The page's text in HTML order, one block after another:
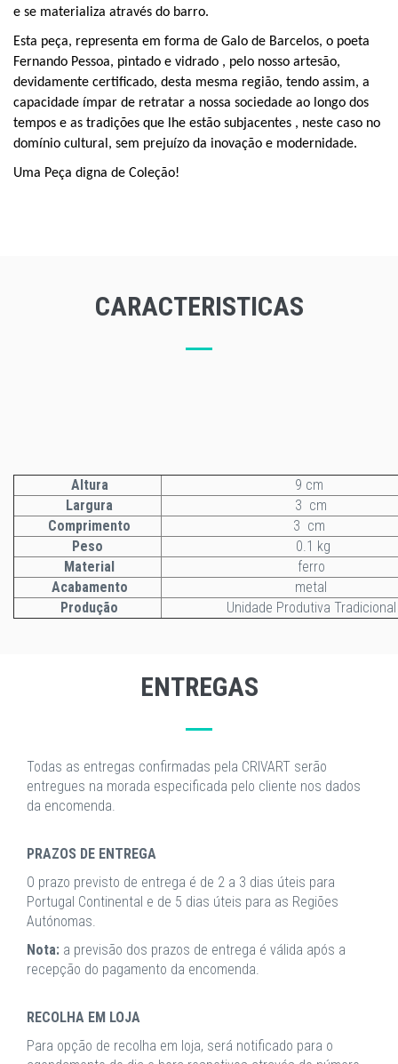
e se materializa através do barro.
Esta peça, representa em forma de Galo de Barcelos, o poeta
Fernando Pessoa, pintado e vidrado , pelo nosso artesão,
devidamente certificado, desta mesma região, tendo assim, a
capacidade ímpar de retratar a nossa sociedade ao longo dos
tempos e as tradições que lhe estão subjacentes , neste caso no
domínio cultural, sem prejuízo da inovação e modernidade.
Uma Peça digna de Coleção!
CARACTERISTICAS
Altura
9 cm
Largura
3 cm
Comprimento
3 cm
Peso
0.1 kg
Material
ferro
Acabamento
metal
Produção
Unidade Produtiva Tradicional
ENTREGAS
Todas as entregas confirmadas pela CRIVART serão
entregues na morada especificada pelo cliente nos dados
da encomenda.
PRAZOS DE ENTREGA
O prazo previsto de entrega é de 2 a 3 dias úteis para
Portugal Continental e de 5 dias úteis para as Regiões
Autónomas.
Nota: a previsão dos prazos de entrega é válida após a
recepção do pagamento da encomenda.
RECOLHA EM LOJA
Para opção de recolha em loja, será notificado para o